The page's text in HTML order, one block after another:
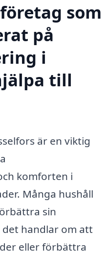
som
på
i
till
är en viktig
komforten i
Många hushåll
sin
handlar om att
eller förbättra